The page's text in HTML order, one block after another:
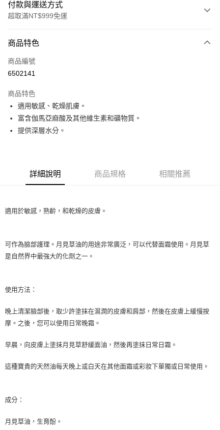
付款與運送方式
超取滿NT$999免運
信用卡一次付款
超商取貨付款
Apple Pay
街口支付
ATM付款
全家取貨付款
全家純取貨 (先付款
每筆NT$80，滿NT$999(含以上)免運費
每筆NT$80，滿NT$999(含以上)免運費
7-11純取貨 (先付款
每筆NT$80，滿NT$999(含以上)免運費
宅配
付款後門市自取
免運費
商品特色
商品編號
6502141
商品特色
適用敏感、乾燥肌膚。
富含伽馬亞麻酸及其他維生素和礦物質。
提供深層水分。
詳細說明 商品規格 相關推薦
適用於敏感，熟齡，和乾燥的皮膚。
可作為臉部護理。月見草油的用途非常廣泛，可以代替面霜使用。月見草
是自然界中最強大的化劑之一。
使用方法：
晚上清潔臉部後，取少許塗抹在濕潤的皮膚和肩部，然後在皮膚上緩慢按
摩。之後，您可以使用日常晚霜。
早晨，向皮膚上塗抹月見草舒緩面油，然後再塗抹日常日霜。
這種寶貴的天然油每天晚上或白天在其他面霜或彩妝下單獨或日常使用。
成分：
月見草油，生育酚。